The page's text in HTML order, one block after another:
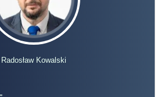
Radosław Kowalski